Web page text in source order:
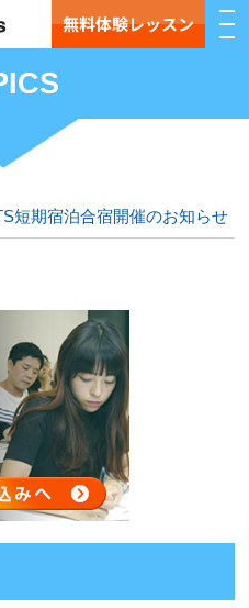
無料体験レッスン
短期宿泊合宿開催のお知らせ